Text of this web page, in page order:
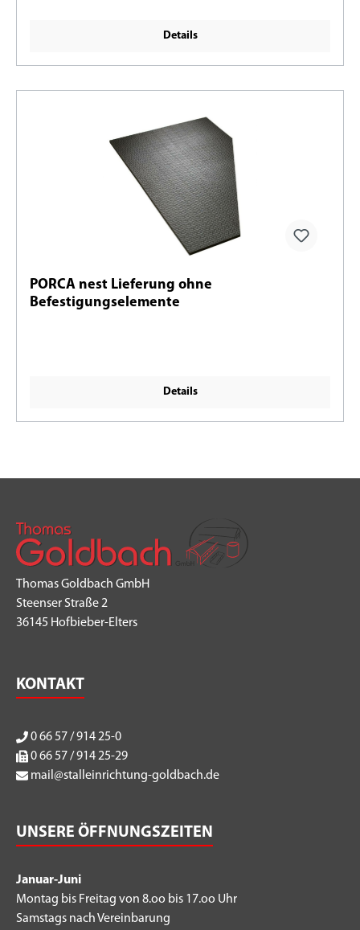
Details
PORCA nest Lieferung ohne
Befestigungselemente
Details
Thomas Goldbach GmbH
Steenser Straße 2
36145 Hofbieber-Elters
KONTAKT
0 66 57 / 914 25-0
0 66 57 / 914 25-29
mail@stalleinrichtung-goldbach.de
UNSERE ÖFFNUNGSZEITEN
Januar-Juni
Montag bis Freitag von 8.oo bis 17.oo Uhr
Samstags nach Vereinbarung